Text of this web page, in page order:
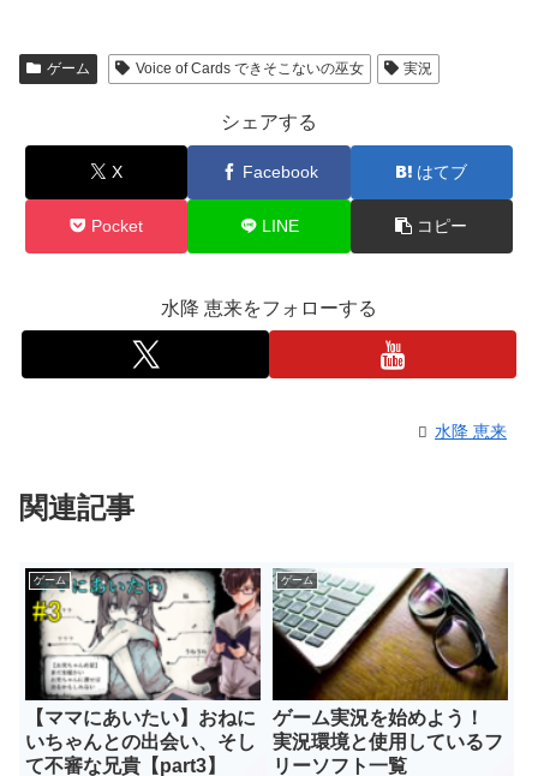
ゲーム Voice of Cards できそこないの巫女 実況
シェアする
X Facebook はてブ
Pocket LINE コピー
水降 恵来をフォローする
水降 恵来
関連記事
ゲーム
【ママにあいたい】おねに
いちゃんとの出会い、そし
て不審な兄貴【part3】
ゲーム
ゲーム実況を始めよう！
実況環境と使用しているフ
リーソフト一覧